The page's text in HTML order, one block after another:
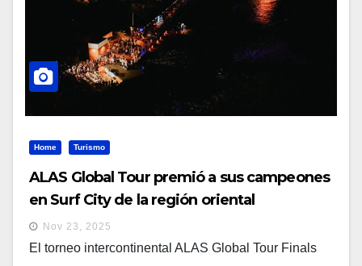
Home Turismo
ALAS Global Tour premió a sus campeones
en Surf City de la región oriental
Nov 23, 2025
El torneo intercontinental ALAS Global Tour Finals